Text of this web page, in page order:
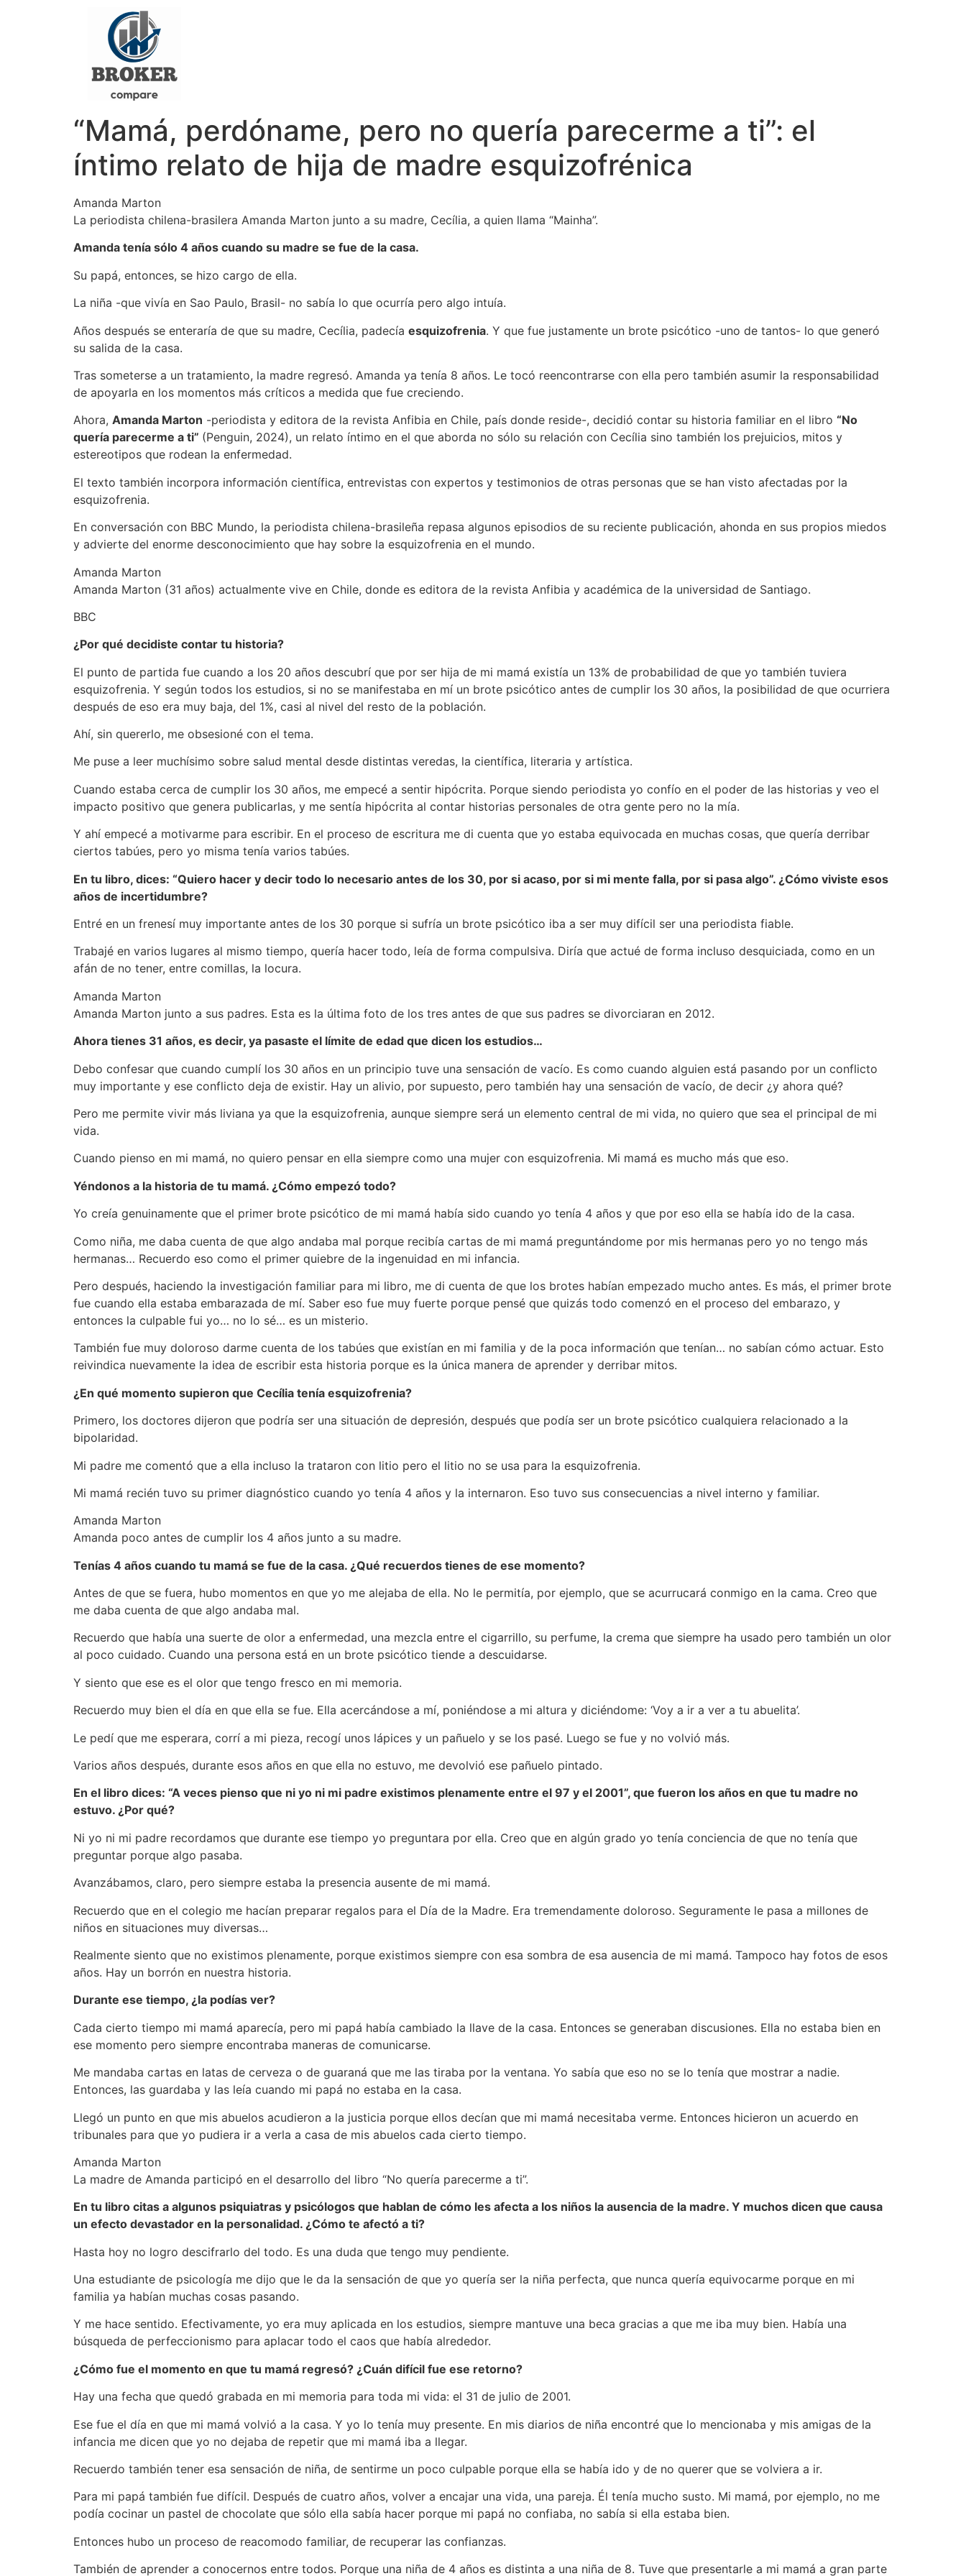
“Mamá, perdóname, pero no quería parecerme a ti”: el
íntimo relato de hija de madre esquizofrénica
Amanda Marton
La periodista chilena-brasilera Amanda Marton junto a su madre, Cecília, a quien llama “Mainha”.
Amanda tenía sólo 4 años cuando su madre se fue de la casa.
Su papá, entonces, se hizo cargo de ella.
La niña -que vivía en Sao Paulo, Brasil- no sabía lo que ocurría pero algo intuía.
Años después se enteraría de que su madre, Cecília, padecía esquizofrenia. Y que fue justamente un brote psicótico -uno de tantos- lo que generó
su salida de la casa.
Tras someterse a un tratamiento, la madre regresó. Amanda ya tenía 8 años. Le tocó reencontrarse con ella pero también asumir la responsabilidad
de apoyarla en los momentos más críticos a medida que fue creciendo.
Ahora, Amanda Marton -periodista y editora de la revista Anfibia en Chile, país donde reside-, decidió contar su historia familiar en el libro “No
quería parecerme a ti” (Penguin, 2024), un relato íntimo en el que aborda no sólo su relación con Cecília sino también los prejuicios, mitos y
estereotipos que rodean la enfermedad.
El texto también incorpora información científica, entrevistas con expertos y testimonios de otras personas que se han visto afectadas por la
esquizofrenia.
En conversación con BBC Mundo, la periodista chilena-brasileña repasa algunos episodios de su reciente publicación, ahonda en sus propios miedos
y advierte del enorme desconocimiento que hay sobre la esquizofrenia en el mundo.
Amanda Marton
Amanda Marton (31 años) actualmente vive en Chile, donde es editora de la revista Anfibia y académica de la universidad de Santiago.
BBC
¿Por qué decidiste contar tu historia?
El punto de partida fue cuando a los 20 años descubrí que por ser hija de mi mamá existía un 13% de probabilidad de que yo también tuviera
esquizofrenia. Y según todos los estudios, si no se manifestaba en mí un brote psicótico antes de cumplir los 30 años, la posibilidad de que ocurriera
después de eso era muy baja, del 1%, casi al nivel del resto de la población.
Ahí, sin quererlo, me obsesioné con el tema.
Me puse a leer muchísimo sobre salud mental desde distintas veredas, la científica, literaria y artística.
Cuando estaba cerca de cumplir los 30 años, me empecé a sentir hipócrita. Porque siendo periodista yo confío en el poder de las historias y veo el
impacto positivo que genera publicarlas, y me sentía hipócrita al contar historias personales de otra gente pero no la mía.
Y ahí empecé a motivarme para escribir. En el proceso de escritura me di cuenta que yo estaba equivocada en muchas cosas, que quería derribar
ciertos tabúes, pero yo misma tenía varios tabúes.
En tu libro, dices: “Quiero hacer y decir todo lo necesario antes de los 30, por si acaso, por si mi mente falla, por si pasa algo”. ¿Cómo viviste esos
años de incertidumbre?
Entré en un frenesí muy importante antes de los 30 porque si sufría un brote psicótico iba a ser muy difícil ser una periodista fiable.
Trabajé en varios lugares al mismo tiempo, quería hacer todo, leía de forma compulsiva. Diría que actué de forma incluso desquiciada, como en un
afán de no tener, entre comillas, la locura.
Amanda Marton
Amanda Marton junto a sus padres. Esta es la última foto de los tres antes de que sus padres se divorciaran en 2012.
Ahora tienes 31 años, es decir, ya pasaste el límite de edad que dicen los estudios…
Debo confesar que cuando cumplí los 30 años en un principio tuve una sensación de vacío. Es como cuando alguien está pasando por un conflicto
muy importante y ese conflicto deja de existir. Hay un alivio, por supuesto, pero también hay una sensación de vacío, de decir ¿y ahora qué?
Pero me permite vivir más liviana ya que la esquizofrenia, aunque siempre será un elemento central de mi vida, no quiero que sea el principal de mi
vida.
Cuando pienso en mi mamá, no quiero pensar en ella siempre como una mujer con esquizofrenia. Mi mamá es mucho más que eso.
Yéndonos a la historia de tu mamá. ¿Cómo empezó todo?
Yo creía genuinamente que el primer brote psicótico de mi mamá había sido cuando yo tenía 4 años y que por eso ella se había ido de la casa.
Como niña, me daba cuenta de que algo andaba mal porque recibía cartas de mi mamá preguntándome por mis hermanas pero yo no tengo más
hermanas… Recuerdo eso como el primer quiebre de la ingenuidad en mi infancia.
Pero después, haciendo la investigación familiar para mi libro, me di cuenta de que los brotes habían empezado mucho antes. Es más, el primer brote
fue cuando ella estaba embarazada de mí. Saber eso fue muy fuerte porque pensé que quizás todo comenzó en el proceso del embarazo, y
entonces la culpable fui yo… no lo sé… es un misterio.
También fue muy doloroso darme cuenta de los tabúes que existían en mi familia y de la poca información que tenían… no sabían cómo actuar. Esto
reivindica nuevamente la idea de escribir esta historia porque es la única manera de aprender y derribar mitos.
¿En qué momento supieron que Cecília tenía esquizofrenia?
Primero, los doctores dijeron que podría ser una situación de depresión, después que podía ser un brote psicótico cualquiera relacionado a la
bipolaridad.
Mi padre me comentó que a ella incluso la trataron con litio pero el litio no se usa para la esquizofrenia.
Mi mamá recién tuvo su primer diagnóstico cuando yo tenía 4 años y la internaron. Eso tuvo sus consecuencias a nivel interno y familiar.
Amanda Marton
Amanda poco antes de cumplir los 4 años junto a su madre.
Tenías 4 años cuando tu mamá se fue de la casa. ¿Qué recuerdos tienes de ese momento?
Antes de que se fuera, hubo momentos en que yo me alejaba de ella. No le permitía, por ejemplo, que se acurrucará conmigo en la cama. Creo que
me daba cuenta de que algo andaba mal.
Recuerdo que había una suerte de olor a enfermedad, una mezcla entre el cigarrillo, su perfume, la crema que siempre ha usado pero también un olor
al poco cuidado. Cuando una persona está en un brote psicótico tiende a descuidarse.
Y siento que ese es el olor que tengo fresco en mi memoria.
Recuerdo muy bien el día en que ella se fue. Ella acercándose a mí, poniéndose a mi altura y diciéndome: ‘Voy a ir a ver a tu abuelita’.
Le pedí que me esperara, corrí a mi pieza, recogí unos lápices y un pañuelo y se los pasé. Luego se fue y no volvió más.
Varios años después, durante esos años en que ella no estuvo, me devolvió ese pañuelo pintado.
En el libro dices: “A veces pienso que ni yo ni mi padre existimos plenamente entre el 97 y el 2001”, que fueron los años en que tu madre no
estuvo. ¿Por qué?
Ni yo ni mi padre recordamos que durante ese tiempo yo preguntara por ella. Creo que en algún grado yo tenía conciencia de que no tenía que
preguntar porque algo pasaba.
Avanzábamos, claro, pero siempre estaba la presencia ausente de mi mamá.
Recuerdo que en el colegio me hacían preparar regalos para el Día de la Madre. Era tremendamente doloroso. Seguramente le pasa a millones de
niños en situaciones muy diversas…
Realmente siento que no existimos plenamente, porque existimos siempre con esa sombra de esa ausencia de mi mamá. Tampoco hay fotos de esos
años. Hay un borrón en nuestra historia.
Durante ese tiempo, ¿la podías ver?
Cada cierto tiempo mi mamá aparecía, pero mi papá había cambiado la llave de la casa. Entonces se generaban discusiones. Ella no estaba bien en
ese momento pero siempre encontraba maneras de comunicarse.
Me mandaba cartas en latas de cerveza o de guaraná que me las tiraba por la ventana. Yo sabía que eso no se lo tenía que mostrar a nadie.
Entonces, las guardaba y las leía cuando mi papá no estaba en la casa.
Llegó un punto en que mis abuelos acudieron a la justicia porque ellos decían que mi mamá necesitaba verme. Entonces hicieron un acuerdo en
tribunales para que yo pudiera ir a verla a casa de mis abuelos cada cierto tiempo.
Amanda Marton
La madre de Amanda participó en el desarrollo del libro “No quería parecerme a ti”.
En tu libro citas a algunos psiquiatras y psicólogos que hablan de cómo les afecta a los niños la ausencia de la madre. Y muchos dicen que causa
un efecto devastador en la personalidad. ¿Cómo te afectó a ti?
Hasta hoy no logro descifrarlo del todo. Es una duda que tengo muy pendiente.
Una estudiante de psicología me dijo que le da la sensación de que yo quería ser la niña perfecta, que nunca quería equivocarme porque en mi
familia ya habían muchas cosas pasando.
Y me hace sentido. Efectivamente, yo era muy aplicada en los estudios, siempre mantuve una beca gracias a que me iba muy bien. Había una
búsqueda de perfeccionismo para aplacar todo el caos que había alrededor.
¿Cómo fue el momento en que tu mamá regresó? ¿Cuán difícil fue ese retorno?
Hay una fecha que quedó grabada en mi memoria para toda mi vida: el 31 de julio de 2001.
Ese fue el día en que mi mamá volvió a la casa. Y yo lo tenía muy presente. En mis diarios de niña encontré que lo mencionaba y mis amigas de la
infancia me dicen que yo no dejaba de repetir que mi mamá iba a llegar.
Recuerdo también tener esa sensación de niña, de sentirme un poco culpable porque ella se había ido y de no querer que se volviera a ir.
Para mi papá también fue difícil. Después de cuatro años, volver a encajar una vida, una pareja. Él tenía mucho susto. Mi mamá, por ejemplo, no me
podía cocinar un pastel de chocolate que sólo ella sabía hacer porque mi papá no confiaba, no sabía si ella estaba bien.
Entonces hubo un proceso de reacomodo familiar, de recuperar las confianzas.
También de aprender a conocernos entre todos. Porque una niña de 4 años es distinta a una niña de 8. Tuve que presentarle a mi mamá a gran parte